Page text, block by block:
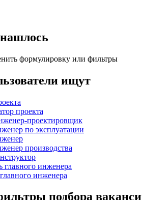
формулировку или фильтры
ищут
проекта
проектировщик
по эксплуатации
производства
главного инженера
инженера
подбора